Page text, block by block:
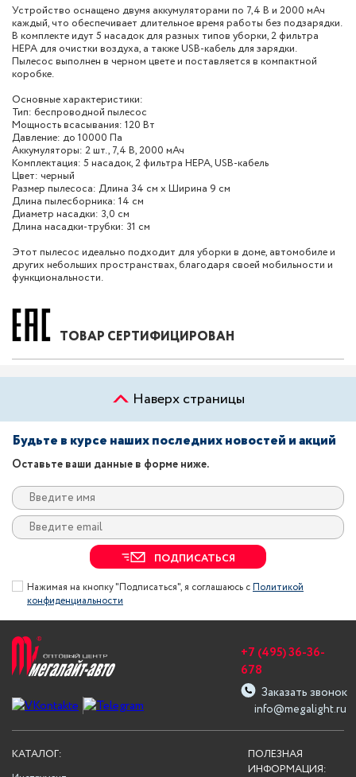
Устройство оснащено двумя аккумуляторами по 7,4 В и 2000 мАч
каждый, что обеспечивает длительное время работы без подзарядки.
В комплекте идут 5 насадок для разных типов уборки, 2 фильтра
HEPA для очистки воздуха, а также USB-кабель для зарядки.
Пылесос выполнен в черном цвете и поставляется в компактной
коробке.
Основные характеристики:
Тип: беспроводной пылесос
Мощность всасывания: 120 Вт
Давление: до 10000 Па
Аккумуляторы: 2 шт., 7,4 В, 2000 мАч
Комплектация: 5 насадок, 2 фильтра HEPA, USB-кабель
Цвет: черный
Размер пылесоса: Длина 34 см х Ширина 9 см
Длина пылесборника: 14 см
Диаметр насадки: 3,0 см
Длина насадки-трубки: 31 см
Этот пылесос идеально подходит для уборки в доме, автомобиле и
других небольших пространствах, благодаря своей мобильности и
функциональности.
ТОВАР СЕРТИФИЦИРОВАН
Наверх страницы
Будьте в курсе наших последних новостей и акций
Оставьте ваши данные в форме ниже.
ПОДПИСАТЬСЯ
Нажимая на кнопку "Подписаться", я соглашаюсь сПолитикой
конфиденциальности
info@megalight.ru
+7 (495) 36-36-
678
Заказать звонок
ПОЛЕЗНАЯ
ИНФОРМАЦИЯ:
КАТАЛОГ: